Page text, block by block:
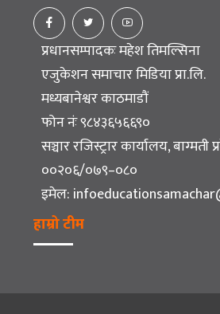
प्रधानसम्पादकः महेश तिमल्सिना
एजुकेशन समाचार मिडिया प्रा.लि.
मध्यबानेश्वर काठमाडौं
फोन नंः ९८४३६५६६९०
सञ्चार रजिस्ट्रार कार्यालय, बाग्मती
००२०६/०७९–०८०
इमेल:
हाम्रो टीम